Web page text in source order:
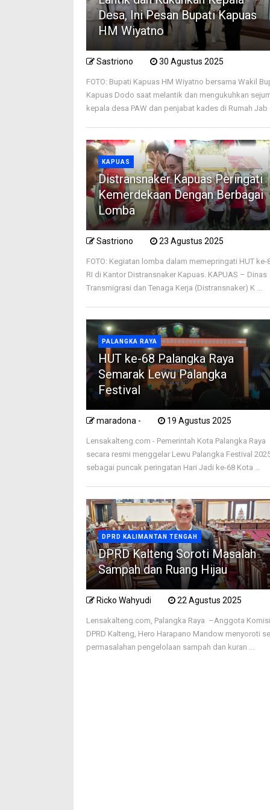
Desa, Ini Pesan Bupati Kapuas
HM Wiyatno
Sastriono 30 Agustus 2025
FOTO: Bupati Kapuas HM Wiyatno bersama Wakil
Kapuas Dodo saat melantik dan mengukuhkan
kepala desa PAW dan penjabat kades di Rumah Jab ...
KAPUAS
Distransnaker Kapuas Peringati
Kemerdekaan Dengan Berbagai
Lomba
Sastriono 23 Agustus 2025
FOTO: Kegiatan lomba dalam memepringati HUT ke-
RI di Kantor Distransnaker Kapuas. KAPUAS – Dinas
Transmigrasi dan Tenaga Kerja (Distransnaker) K ...
PALANGKA RAYA
HUT ke-68 Palangka Raya
Semarak Lewu Palangka
Festival
maradona - 19 Agustus 2025
Lensakalteng.com - Pemerintah Kota Palangka Raya
secara resmi menggelar Lewu Palangka Festival
sebagai puncak peringatan Hari Jadi ke-68 Kota ...
DPRD KALIMANTAN TENGAH
DPRD Kalteng Soroti Masalah
Sampah dan Ruang Hijau
Ricko Wahyudi 22 Agustus 2025
Lensakalteng.com, Palangka Raya –Anggota Komisi
DPRD Kalteng, Hero Harapano Mandow menyoroti
permasalahan pengelolaan sampah dan kuran ...